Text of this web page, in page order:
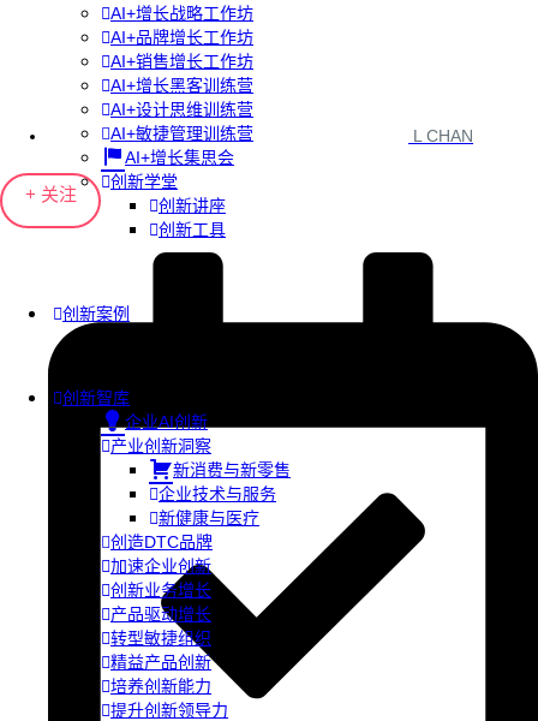
AI+增长战略工作坊
AI+品牌增长工作坊
AI+销售增长工作坊
AI+增长黑客训练营
AI+设计思维训练营
AI+敏捷管理训练营
AI+增长集思会
创新学堂
创新讲座
创新工具
创新案例
创新智库
企业AI创新
产业创新洞察
新消费与新零售
企业技术与服务
新健康与医疗
创造DTC品牌
加速企业创新
创新业务增长
产品驱动增长
转型敏捷组织
精益产品创新
培养创新能力
提升创新领导力
L CHAN
+ 关注